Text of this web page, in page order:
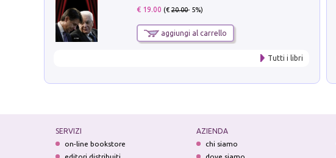
€ 19.00 (€20.00- 5%)
aggiungi al carrello
Tutti i libri
SERVIZI
on-line bookstore
AZIENDA
chi siamo